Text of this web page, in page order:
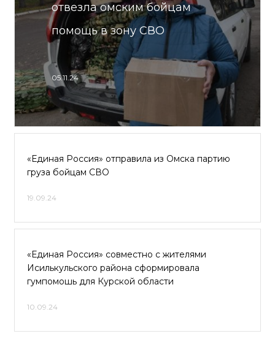
отвезла омским бойцам
помощь в зону СВО
05.11.24
«Единая Россия» отправила из Омска партию
груза бойцам СВО
19.09.24
«Единая Россия» совместно с жителями
Исилькульского района сформировала
гумпомошь для Курской области
10.09.24